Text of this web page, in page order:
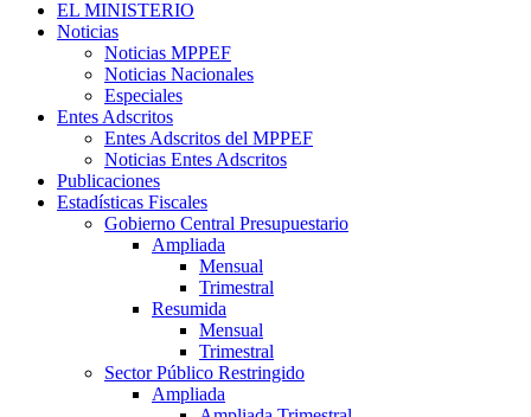
EL MINISTERIO
Noticias
Noticias MPPEF
Noticias Nacionales
Especiales
Entes Adscritos
Entes Adscritos del MPPEF
Noticias Entes Adscritos
Publicaciones
Estadísticas Fiscales
Gobierno Central Presupuestario
Ampliada
Mensual
Trimestral
Resumida
Mensual
Trimestral
Sector Público Restringido
Ampliada